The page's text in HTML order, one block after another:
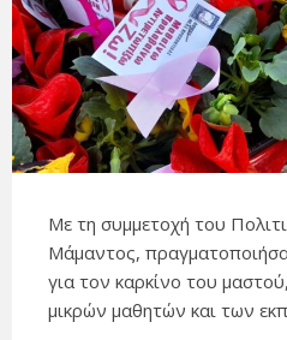
Με τη συμμετοχή του
Μάμαντος,
για τον καρκίνο του
μικρών μαθητών και των